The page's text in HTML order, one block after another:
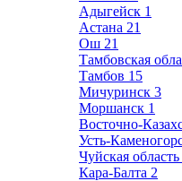
Адыгейск 1
Астана 21
Ош 21
Тамбовская
Тамбов 15
Мичуринск 3
Моршанск 1
Восточно-
Усть-
Чуйская область
Кара-Балта 2